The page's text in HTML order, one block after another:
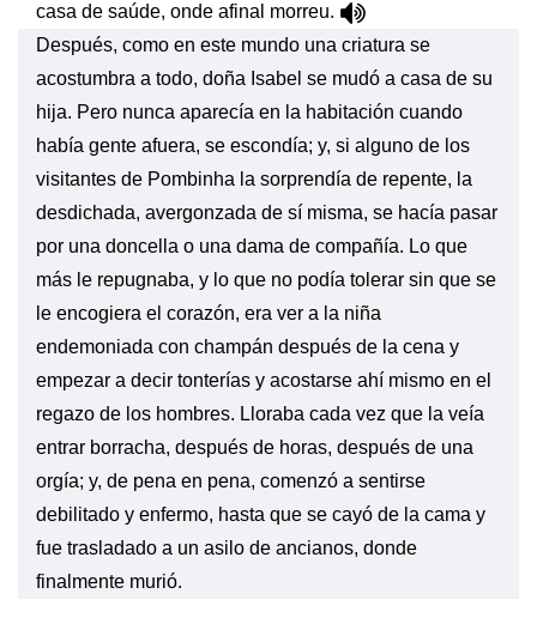
casa de saúde, onde afinal morreu.
Después, como en este mundo una criatura se
acostumbra a todo, doña Isabel se mudó a casa de su
hija. Pero nunca aparecía en la habitación cuando
había gente afuera, se escondía; y, si alguno de los
visitantes de Pombinha la sorprendía de repente, la
desdichada, avergonzada de sí misma, se hacía pasar
por una doncella o una dama de compañía. Lo que
más le repugnaba, y lo que no podía tolerar sin que se
le encogiera el corazón, era ver a la niña
endemoniada con champán después de la cena y
empezar a decir tonterías y acostarse ahí mismo en el
regazo de los hombres. Lloraba cada vez que la veía
entrar borracha, después de horas, después de una
orgía; y, de pena en pena, comenzó a sentirse
debilitado y enfermo, hasta que se cayó de la cama y
fue trasladado a un asilo de ancianos, donde
finalmente murió.